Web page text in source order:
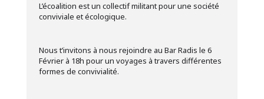
L’écoalition est un collectif militant pour une société
conviviale et écologique.
Nous t’invitons à nous rejoindre au Bar Radis le 6
Février à 18h pour un voyages à travers différentes
formes de convivialité.